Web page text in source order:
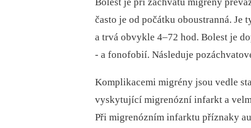
často je od počátku oboustranná.
a trvá obvykle 4–72 hod. Bolest je
‑⁠ a fonofobií. Následuje
Komplikacemi migrény jsou vedle
vyskytující migrenózní infarkt a
Při migrenózním infarktu příznaky